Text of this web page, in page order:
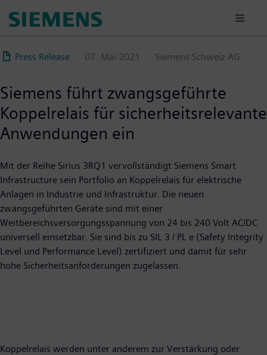
zum
Press Release
07. Mai 2021 Siemens Schweiz AG
Siemens führt zwangsgeführte
Koppelrelais für sicherheitsrelevante
Anwendungen ein
Mit der Reihe Sirius 3RQ1 vervollständigt Siemens Smart
Infrastructure sein Portfolio an Koppelrelais für elektrische
Anlagen in Industrie und Infrastruktur. Die neuen
zwangsgeführten Geräte sind mit einer
Weitbereichsversorgungsspannung von 24 bis 240 Volt AC/DC
universell einsetzbar. Sie sind bis zu SIL 3 / PL e (Safety Integrity
Level und Performance Level) zertifiziert und damit für sehr
hohe Sicherheitsanforderungen zugelassen.
Koppelrelais werden unter anderem zur Verstärkung oder